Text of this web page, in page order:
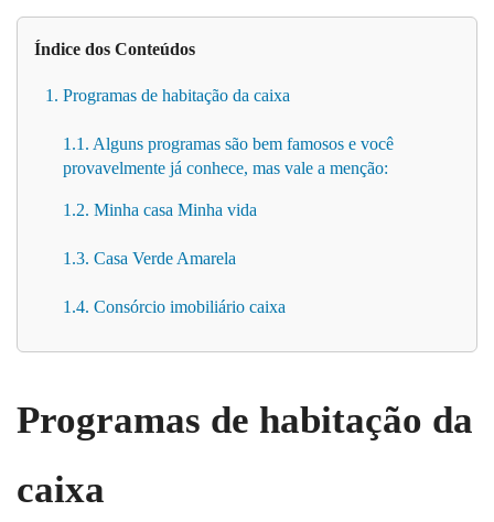
Índice dos Conteúdos
1. Programas de habitação da caixa
1.1. Alguns programas são bem famosos e você
provavelmente já conhece, mas vale a menção:
1.2. Minha casa Minha vida
1.3. Casa Verde Amarela
1.4. Consórcio imobiliário caixa
Programas de habitação da
caixa